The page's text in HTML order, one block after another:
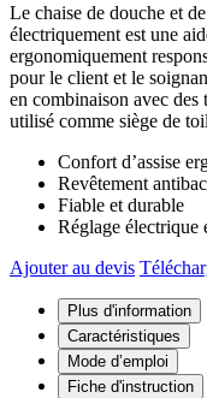
Le chaise de douche et
électriquement est une
ergonomiquement
pour le client et le
en combinaison avec
utilisé comme siège de
Confort d’assise
Revêtement
Fiable et durable
Réglage électrique
Ajouter au devis
Plus d'information
Caractéristiques
Mode d’emploi
Fiche d'instruction